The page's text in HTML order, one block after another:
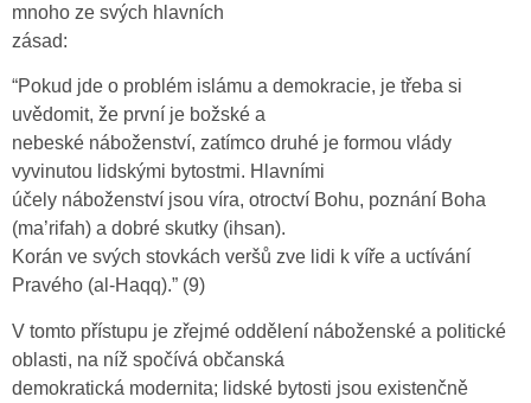
mnoho ze svých hlavních
zásad:
“Pokud jde o problém islámu a demokracie, je třeba si
uvědomit, že první je božské a
nebeské náboženství, zatímco druhé je formou vlády
vyvinutou lidskými bytostmi. Hlavními
účely náboženství jsou víra, otroctví Bohu, poznání Boha
(ma’rifah) a dobré skutky (ihsan).
Korán ve svých stovkách veršů zve lidi k víře a uctívání
Pravého (al-Haqq).” (9)
V tomto přístupu je zřejmé oddělení náboženské a politické
oblasti, na níž spočívá občanská
demokratická modernita; lidské bytosti jsou existenčně